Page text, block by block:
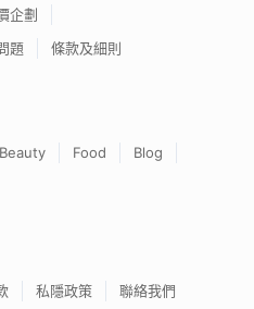
企劃
題 條款及細則
Beauty Food
Blog
私隱政策 聯絡我們